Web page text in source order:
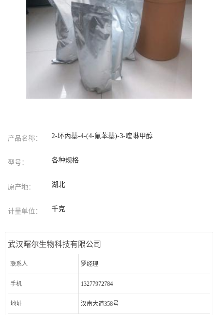
产品名称： 2-环丙基-4-(4-氟苯基)-3-喹啉甲醇
型号： 各种规格
原产地： 湖北
计量单位： 千克
武汉曙尔生物科技有限公司
联系人 罗经理
手机 13277972784
地址 汉南大道358号